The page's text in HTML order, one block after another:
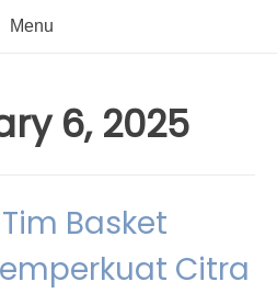
Menu
6, 2025
Basket
Citra